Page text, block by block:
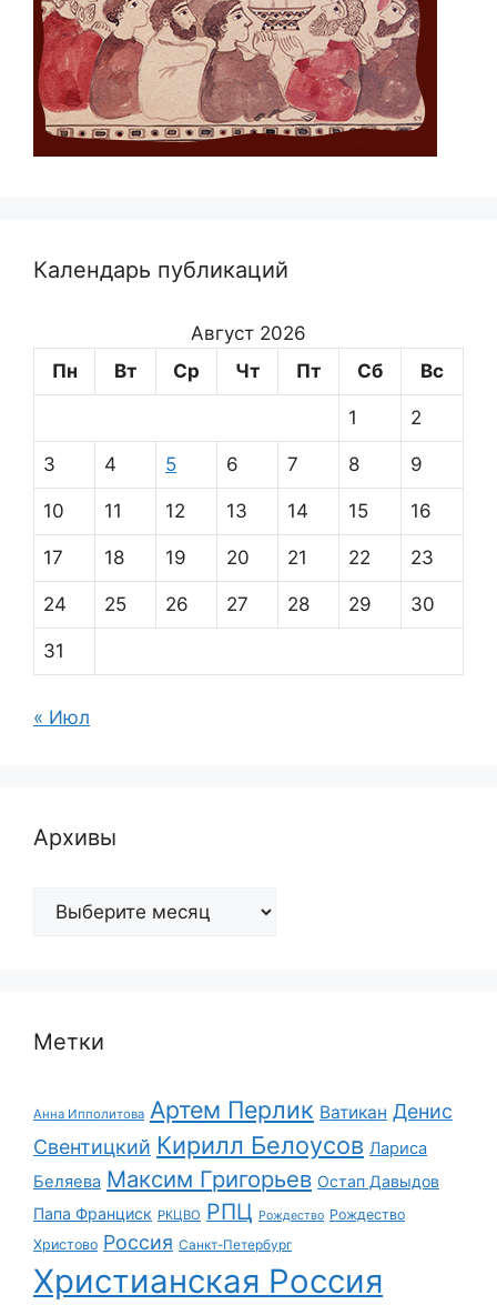
Календарь публикаций
Август 2026
Пн
Вт Ср Чт Пт Сб Вс
1 2
3 4 5 6 7 8 9
10 11 12 13 14 15 16
17 18 19 20 21 22 23
24 25 26 27 28 29 30
31
« Июл
Архивы
Архивы
Метки
Анна Ипполитова Артем Перлик Ватикан Денис
Свентицкий Кирилл Белоусов Лариса
Беляева Максим Григорьев Остап Давыдов
Папа Франциск РКЦВО РПЦ Рождество Рождество
Христово Россия Санкт-Петербург
Христианская Россия